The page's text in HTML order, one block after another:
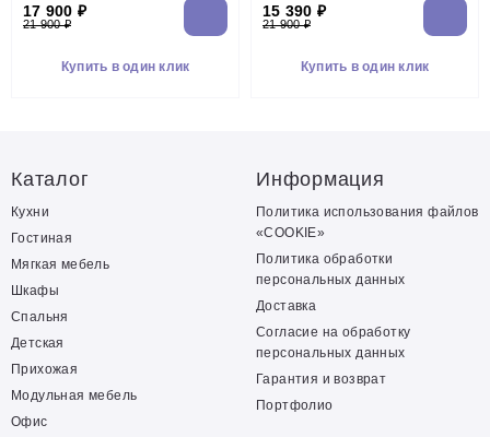
17 900 ₽
21 900 ₽
Купить в один клик
15 390 ₽
21 900 ₽
Купить в один клик
Каталог
Кухни
Гостиная
Мягкая мебель
Шкафы
Спальня
Детская
Прихожая
Модульная мебель
Офис
Информация
Политика использования файлов
«COOKIE»
Политика обработки
персональных данных
Доставка
Согласие на обработку
персональных данных
Гарантия и возврат
Портфолио